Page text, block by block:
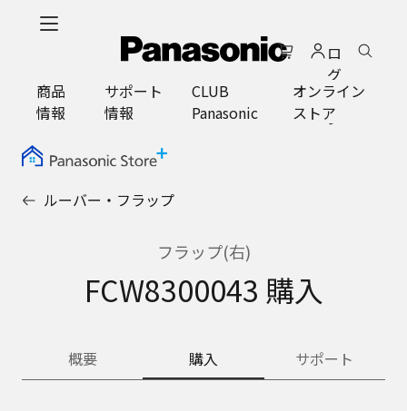
ロ
グ
イ
ン
商品
情報
サポート
情報
CLUB
Panasonic
オンライン
ストア
ルーバー・フラップ
フラップ(右)
FCW8300043 購入
概要 購入 サポート